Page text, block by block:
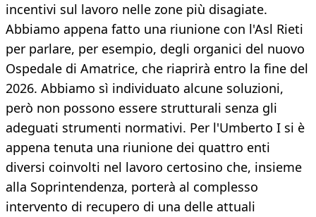
incentivi sul lavoro nelle zone più disagiate.
Abbiamo appena fatto una riunione con l'Asl Rieti
per parlare, per esempio, degli organici del nuovo
Ospedale di Amatrice, che riaprirà entro la fine del
2026. Abbiamo sì individuato alcune soluzioni,
però non possono essere strutturali senza gli
adeguati strumenti normativi. Per l'Umberto I si è
appena tenuta una riunione dei quattro enti
diversi coinvolti nel lavoro certosino che, insieme
alla Soprintendenza, porterà al complesso
intervento di recupero di una delle attuali